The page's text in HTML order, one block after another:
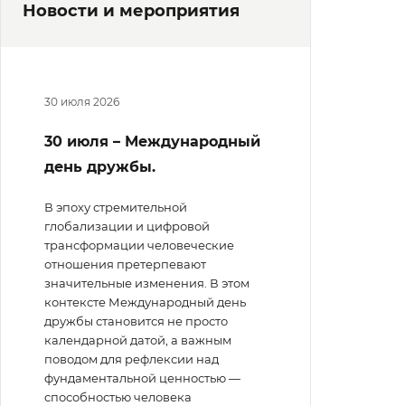
Новости и мероприятия
30 июля 2026
30 июля – Международный
день дружбы.
В эпоху стремительной
глобализации и цифровой
трансформации человеческие
отношения претерпевают
значительные изменения. В этом
контексте Международный день
дружбы становится не просто
календарной датой, а важным
поводом для рефлексии над
фундаментальной ценностью —
способностью человека